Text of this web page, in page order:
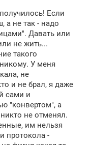
Если
а не так - надо
Давать или
не жить...
такого
У меня
не
и не брал, я даже
сами и
"конвертом", а
не отменял.
им нельзя
протокола -